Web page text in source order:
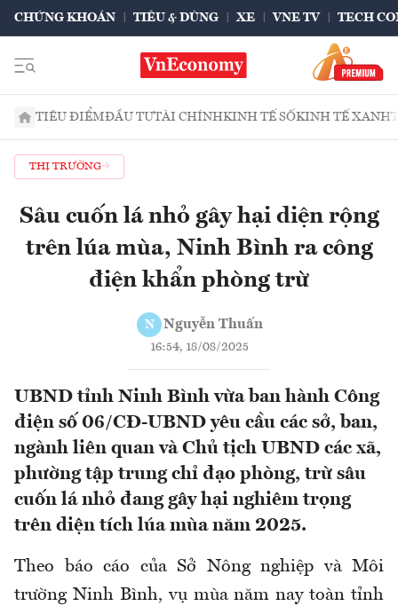
CHỨNG KHOÁN TIÊU & DÙNG XE VNE TV TECH
TIÊU ĐIỂMĐẦU TƯTÀI CHÍNHKINH TẾ SỐKINH TẾ XANH
THỊ TRƯỜNG
Sâu cuốn lá nhỏ gây hại diện rộng
trên lúa mùa, Ninh Bình ra công
điện khẩn phòng trừ
N Nguyễn Thuấn
16:54, 18/08/2025
UBND tỉnh Ninh Bình vừa ban hành Công
điện số 06/CĐ-UBND yêu cầu các sở, ban,
ngành liên quan và Chủ tịch UBND các xã,
phường tập trung chỉ đạo phòng, trừ sâu
cuốn lá nhỏ đang gây hại nghiêm trọng
trên diện tích lúa mùa năm 2025.
Theo báo cáo của Sở Nông nghiệp và Môi
trường Ninh Bình, vụ mùa năm nay toàn tỉnh